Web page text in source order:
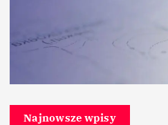
Najnowsze wpisy